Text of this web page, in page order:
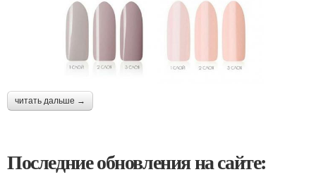
читать дальше →
Последние обновления на сайте: